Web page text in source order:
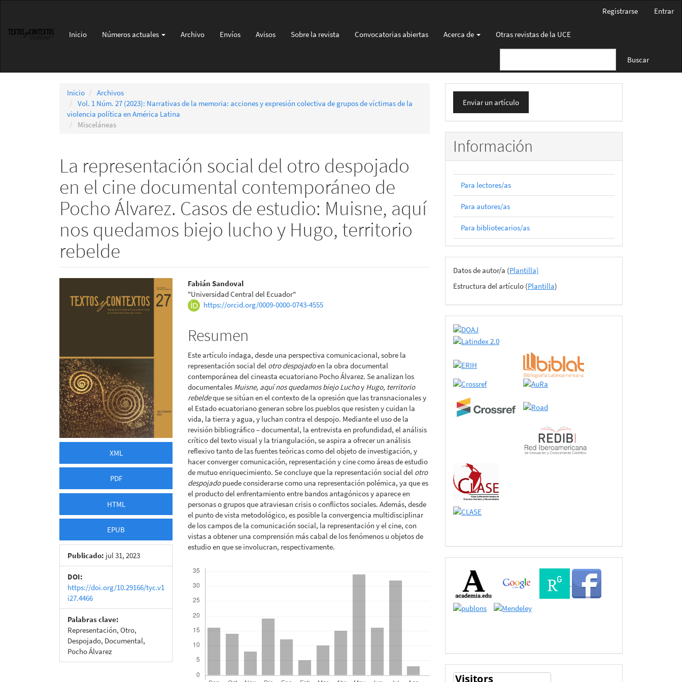
principal
Registrarse Entrar
Inicio Números actuales Archivo Envíos Avisos Sobre la revista Convocatorias abiertas Acerca de Otras revistas de la UCE
Buscar
Inicio
Archivos
Vol. 1 Núm. 27 (2023): Narrativas de la memoria: acciones y expresión colectiva de grupos de víctimas de la
violencia política en América Latina
Misceláneas
La representación social del otro despojado
en el cine documental contemporáneo de
Pocho Álvarez. Casos de estudio: Muisne, aquí
nos quedamos biejo lucho y Hugo, territorio
rebelde
lateral
XML
PDF
HTML
EPUB
Publicado: jul 31, 2023
DOI:
https://doi.org/10.29166/tyc.v1
i27.4466
Palabras clave:
Representación, Otro,
Despojado, Documental,
Pocho Álvarez
Contenido
principal
artículo
Fabián Sandoval
"Universidad Central del Ecuador"
https://orcid.org/0009-0000-0743-4555
Resumen
Este artículo indaga, desde una perspectiva comunicacional, sobre la
representación social del otro despojadoen la obra documental
contemporánea del cineasta ecuatoriano Pocho Álvarez. Se analizan los
documentales Muisne, aquí nos quedamos biejo Luchoy Hugo, territorio
rebeldeque se sitúan en el contexto de la opresión que las transnacionales y
el Estado ecuatoriano generan sobre los pueblos que resisten y cuidan la
vida, la tierra y agua, y luchan contra el despojo. Mediante el uso de la
revisión bibliográfico – documental, la entrevista en profundidad, el análisis
crítico del texto visual y la triangulación, se aspira a ofrecer un análisis
reflexivo tanto de las fuentes teóricas como del objeto de investigación, y
hacer converger comunicación, representación y cine como áreas de estudio
de mutuo enriquecimiento. Se concluye que la representación social del otro
despojadopuede considerarse como una representación polémica, ya que es
el producto del enfrentamiento entre bandos antagónicos y aparece en
personas o grupos que atraviesan crisis o conflictos sociales. Además, desde
el punto de vista metodológico, es posible la convergencia multidisciplinar
de los campos de la comunicación social, la representación y el cine, con
vistas a obtener una comprensión más cabal de los fenómenos u objetos de
estudio en que se involucran, respectivamente.
Enviar
un
artículo
Enviar un artículo
Información
Para lectores/as
Para autores/as
Para bibliotecarios/as
Archivos
del
envío
Datos de autor/a (Plantilla)
Estructura del artículo (Plantilla)
certificado
de
adhesión
Buscadores
Bases
de